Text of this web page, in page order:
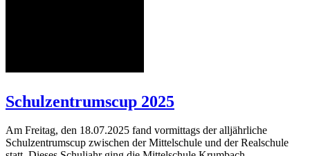
Schulzentrumscup 2025
Am Freitag, den 18.07.2025 fand vormittags der alljährliche
Schulzentrumscup zwischen der Mittelschule und der Realschule